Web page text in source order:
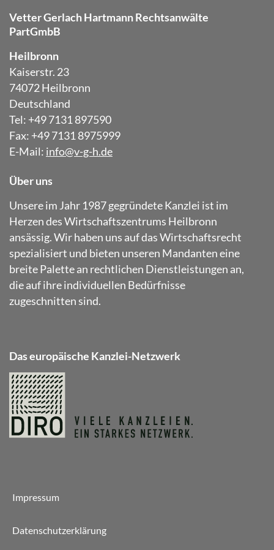
Vetter Gerlach Hartmann Rechtsanwälte
PartGmbB
Heilbronn
Kaiserstr. 23
74072 Heilbronn
Deutschland
Tel: +49 7131 897590
Fax: +49 7131 8975999
E-Mail: info@v-g-h.de
Über uns
Unsere im Jahr 1987 gegründete Kanzlei ist im
Herzen des Wirtschaftszentrums Heilbronn
ansässig. Wir haben uns auf das Wirtschaftsrecht
spezialisiert und bieten unseren Mandanten eine
breite Palette an rechtlichen Dienstleistungen an,
die auf ihre individuellen Bedürfnisse
zugeschnitten sind.
Das europäische Kanzlei-Netzwerk
Impressum
Datenschutzerklärung